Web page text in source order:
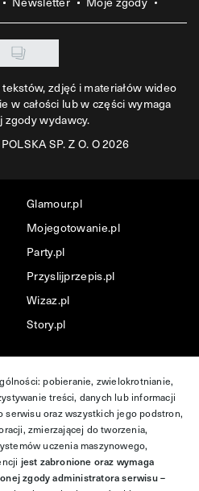
zdjęć i materiałów wideo
w całości lub w części wymaga
zgody wydawcy.
SP. Z O. O 2026
Glamour.pl
Mojegotowanie.pl
Party.pl
Przyslijprzepis.pl
Wizaz.pl
Story.pl
pobieranie, zwielokrotnianie,
treści, danych lub informacji
serwisu oraz wszystkich jego podstron,
zmierzającej do tworzenia,
uczenia maszynowego,
jest zabronione oraz wymaga
zgody administratora serwisu –